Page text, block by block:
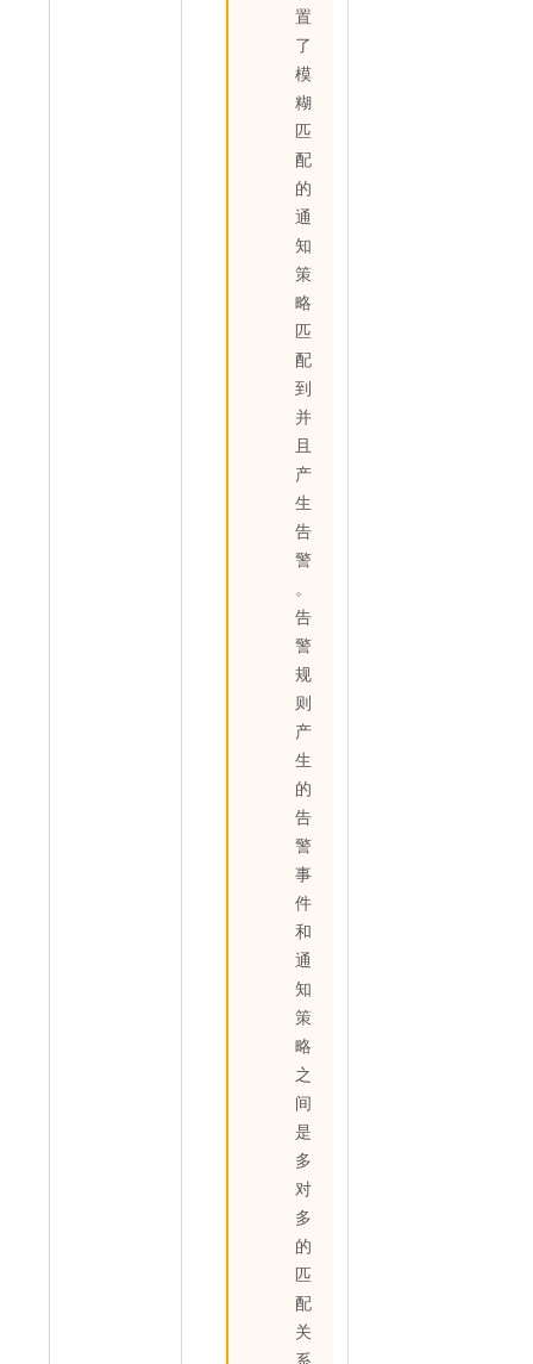
置
了
模
糊
匹
配
的
通
知
策
略
匹
配
到
并
且
产
生
告
警
。
告
警
规
则
产
生
的
告
警
事
件
和
通
知
策
略
之
间
是
多
对
多
的
匹
配
关
系